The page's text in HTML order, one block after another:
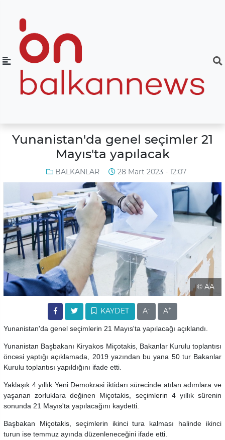
Yunanistan'da genel seçimler 21
Mayıs'ta yapılacak
BALKANLAR 28 Mart 2023 - 12:07
© AA
KAYDET A- A+
Yunanistan'da genel seçimlerin 21 Mayıs'ta yapılacağı açıklandı.
Yunanistan Başbakanı Kiryakos Miçotakis, Bakanlar Kurulu toplantısı
öncesi yaptığı açıklamada, 2019 yazından bu yana 50 tur Bakanlar
Kurulu toplantısı yapıldığını ifade etti.
Yaklaşık 4 yıllık Yeni Demokrasi iktidarı sürecinde atılan adımlara ve
yaşanan zorluklara değinen Miçotakis, seçimlerin 4 yıllık sürenin
sonunda 21 Mayıs'ta yapılacağını kaydetti.
Başbakan Miçotakis, seçimlerin ikinci tura kalması halinde ikinci
turun ise temmuz ayında düzenleneceğini ifade etti.